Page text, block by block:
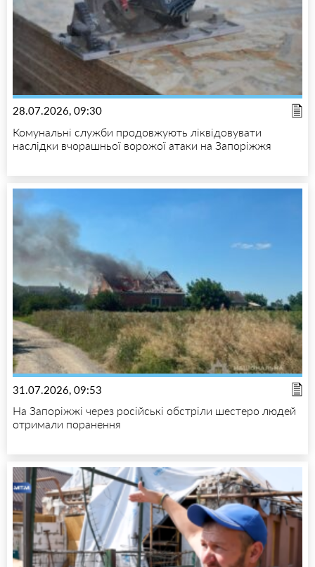
28.07.2026, 09:30
Комунальні служби продовжують ліквідовувати
наслідки вчорашньої ворожої атаки на Запоріжжя
31.07.2026, 09:53
На Запоріжжі через російські обстріли шестеро людей
отримали поранення